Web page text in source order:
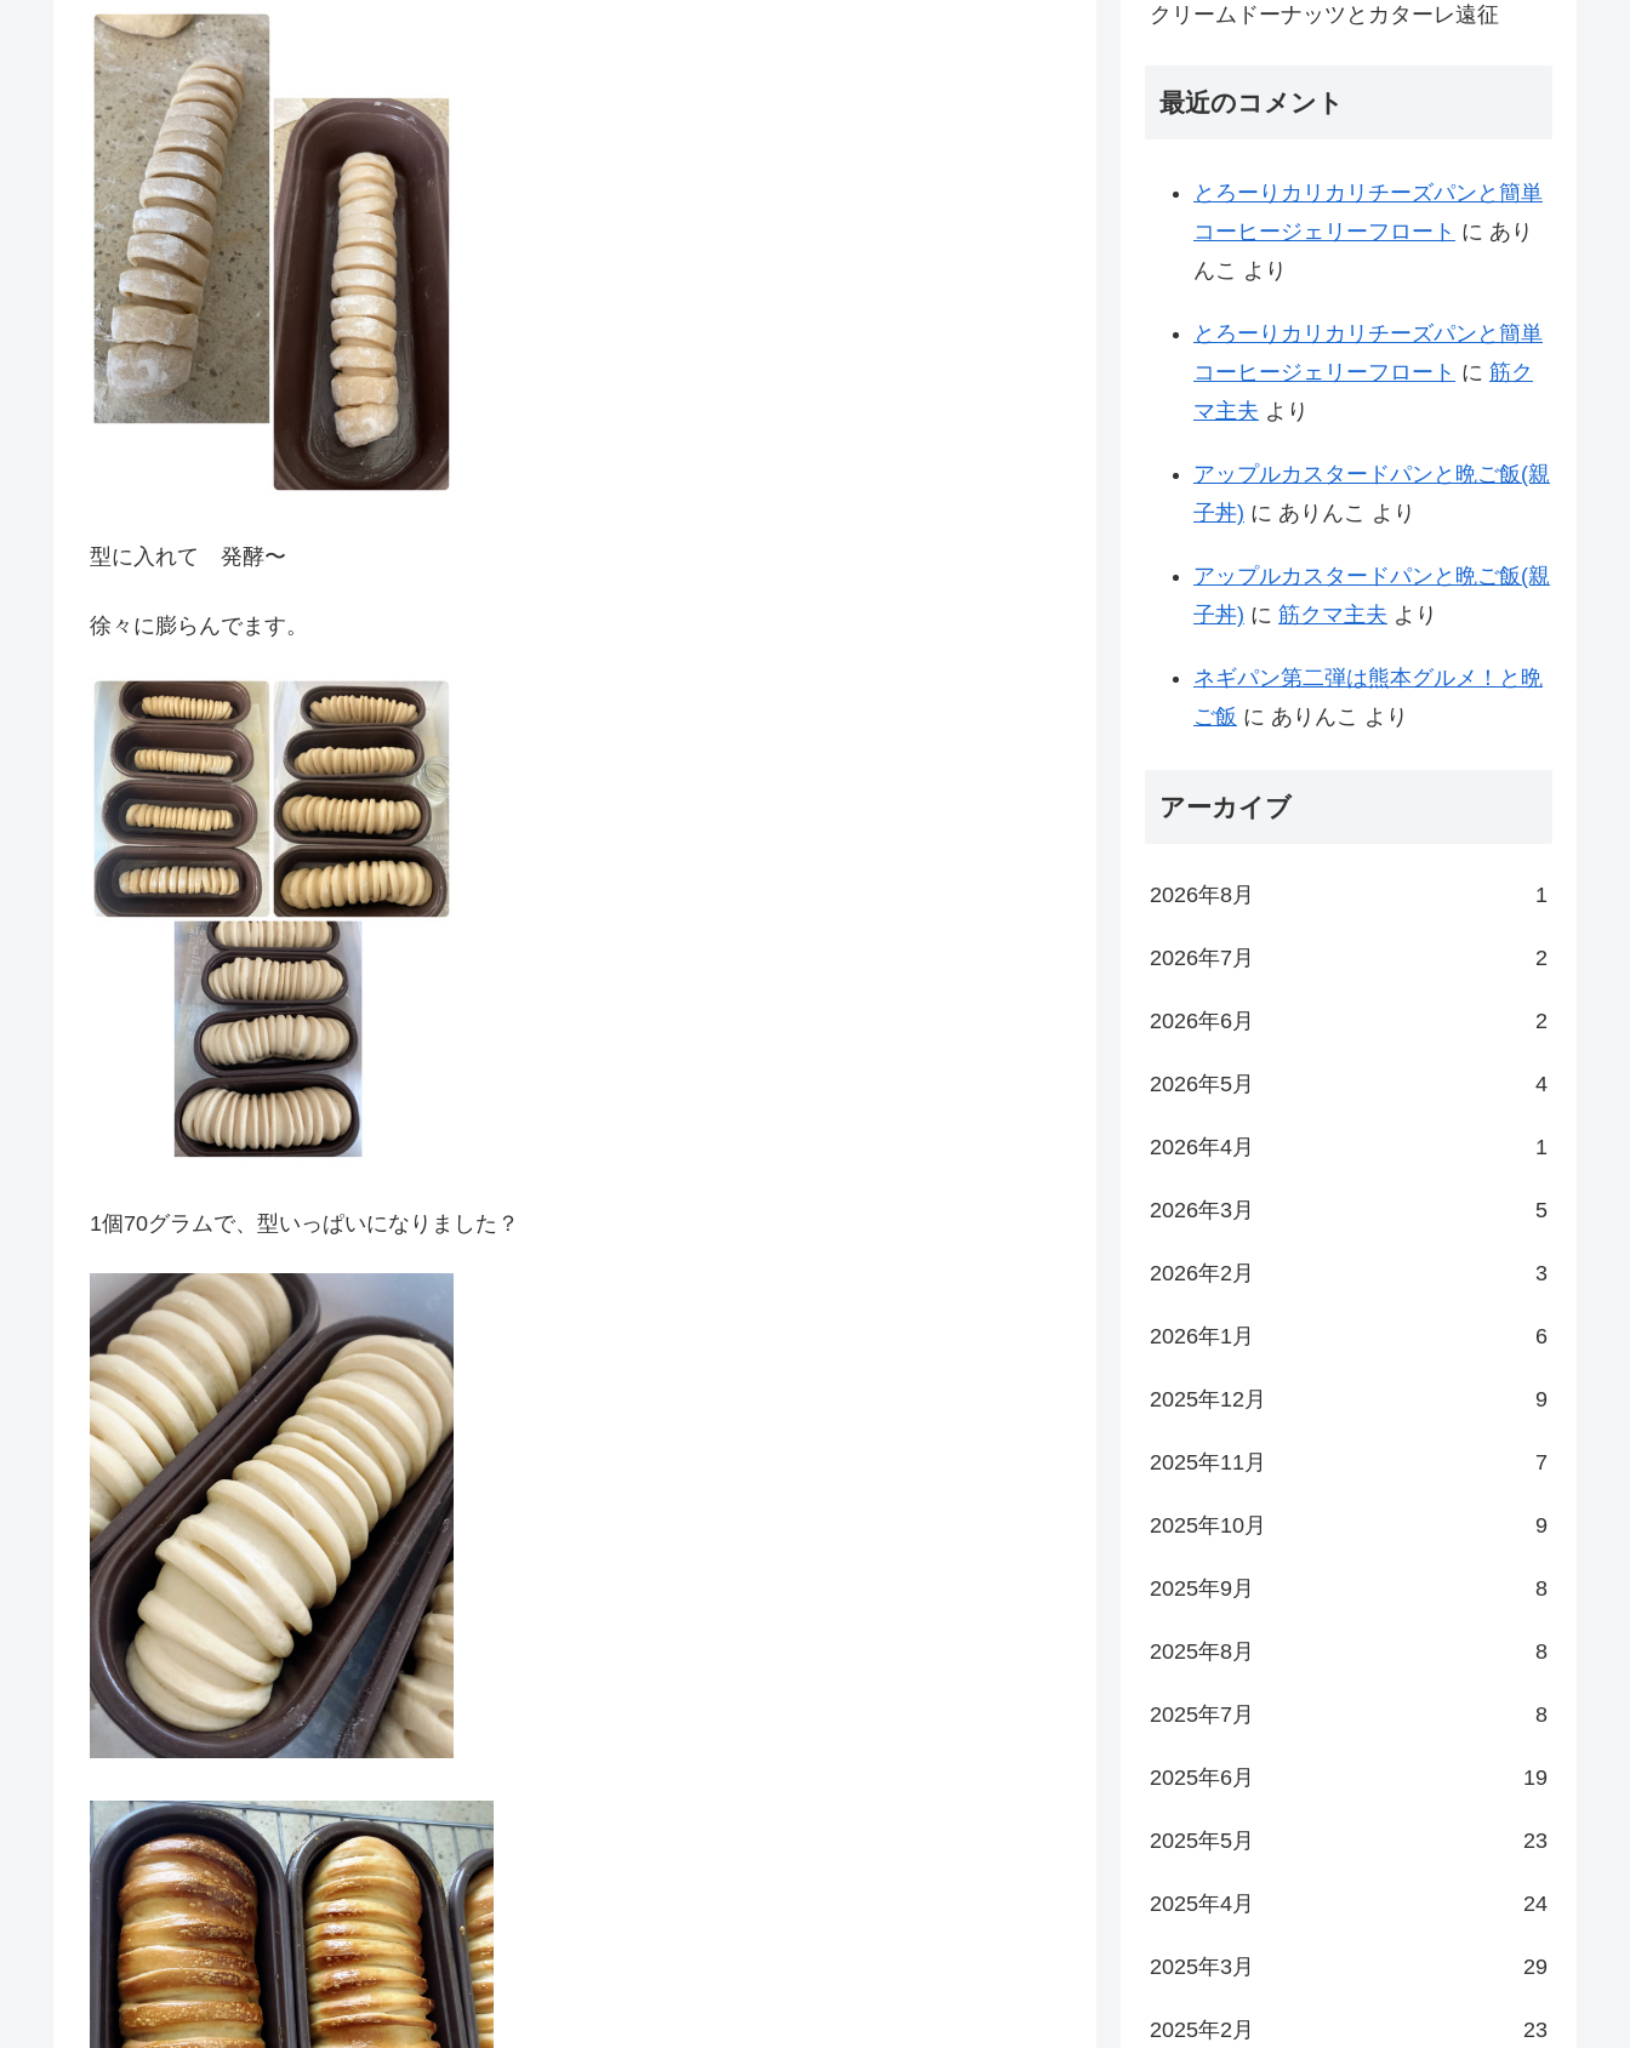
型に入れて 発酵〜
徐々に膨らんでます。
1個70グラムで、型いっぱいになりました？
クリームドーナッツとカターレ遠征
最近のコメント
とろーりカリカリチーズパンと簡単
コーヒージェリーフロート に あり
んこ より
とろーりカリカリチーズパンと簡単
コーヒージェリーフロート に 筋ク
マ主夫 より
アップルカスタードパンと晩ご飯(親
子丼) に ありんこ より
アップルカスタードパンと晩ご飯(親
子丼) に 筋クマ主夫 より
ネギパン第二弾は熊本グルメ！と晩
ご飯 に ありんこ より
アーカイブ
2026年8月 1
2026年7月 2
2026年6月 2
2026年5月 4
2026年4月 1
2026年3月 5
2026年2月 3
2026年1月 6
2025年12月 9
2025年11月 7
2025年10月 9
2025年9月 8
2025年8月 8
2025年7月 8
2025年6月 19
2025年5月 23
2025年4月 24
2025年3月 29
2025年2月 23